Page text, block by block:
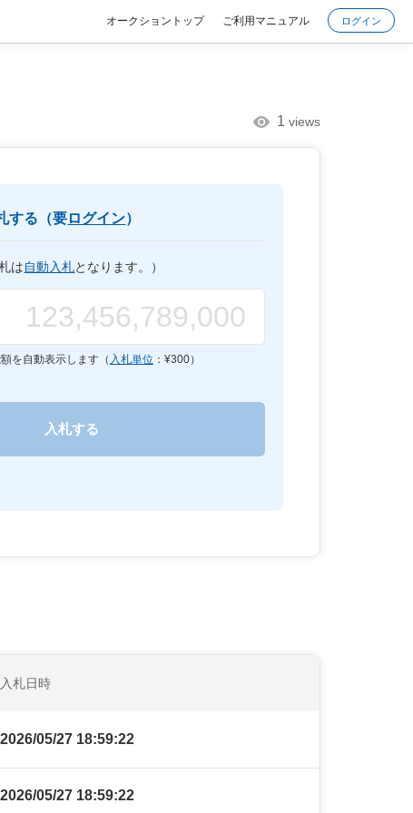
オークショントップ ご利用マニュアル ログイン
1 views
する（要ログイン）
は自動入札となります。）
を自動表示します（ 入札単位 ：¥300）
入札日時
2026/05/27 18:59:22
2026/05/27 18:59:22